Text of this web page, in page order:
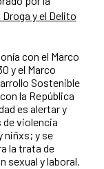
y el Delito
con el Marco
y el Marco
Sostenible
la República
es alertar y
violencia
niñxs; y se
la trata de
sexual y laboral.